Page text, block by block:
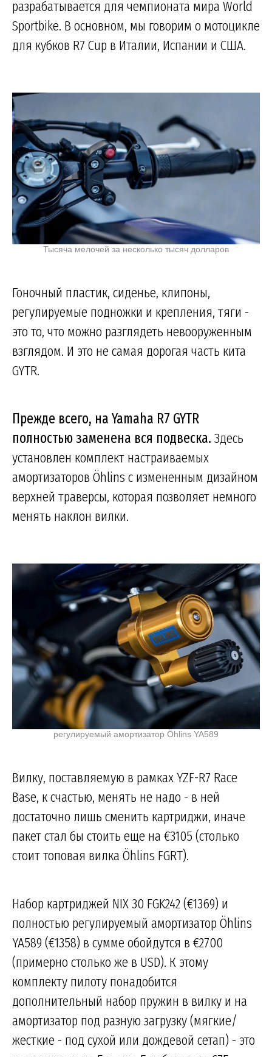
разрабатывается для чемпионата мира World
Sportbike. В основном, мы говорим о мотоцикле
для кубков R7 Cup в Италии, Испании и США.
Тысяча мелочей за несколько тысяч долларов
Гоночный пластик, сиденье, клипоны,
регулируемые подножки и крепления, тяги -
это то, что можно разглядеть невооруженным
взглядом. И это не самая дорогая часть кита
GYTR.
Прежде всего, на Yamaha R7 GYTR
полностью заменена вся подвеска. Здесь
установлен комплект настраиваемых
амортизаторов Öhlins с измененным дизайном
верхней траверсы, которая позволяет немного
менять наклон вилки.
регулируемый амортизатор Öhlins YA589
Вилку, поставляемую в рамках YZF-R7 Race
Base, к счастью, менять не надо - в ней
достаточно лишь сменить картриджи, иначе
пакет стал бы стоить еще на €3105 (столько
стоит топовая вилка Öhlins FGRT).
Набор картриджей NIX 30 FGK242 (€1369) и
полностью регулируемый амортизатор Öhlins
YA589 (€1358) в сумме обойдутся в €2700
(примерно столько же в USD). К этому
комплекту пилоту понадобится
дополнительный набор пружин в вилку и на
амортизатор под разную загрузку (мягкие/
жесткие - под сухой или дождевой сетап) - это